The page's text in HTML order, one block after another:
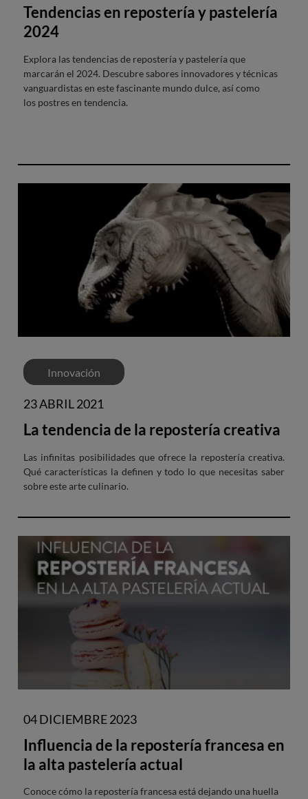
Tendencias en repostería y pastelería
2024
Explora las tendencias de repostería y pastelería que
marcarán el 2024. Descubre sabores innovadores y técnicas
vanguardistas en este fascinante mundo dulce, así como
los postres en tendencia.
Innovación
23 ABRIL 2021
La tendencia de la repostería creativa
Las infinitas posibilidades que ofrece la repostería creativa.
Qué características la definen y todo lo que necesitas saber
sobre este arte culinario.
04 DICIEMBRE 2023
Influencia de la repostería francesa en
la alta pastelería actual
Conoce cómo la repostería francesa está dejando una huella